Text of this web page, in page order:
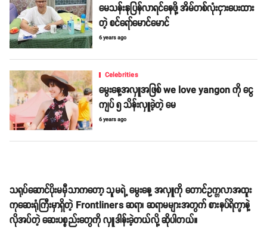
မေသန်းနုပြန်လာရင်နေဖို့ အိမ်တစ်လုံးငှားပေးထား
တဲ့ စင်ရော်မောင်မောင်
6 years ago
Celebrities
မွေးနေ့အလှူအဖြစ် we love yangon ကို ငွေ
ကျပ် ၅ သိန်းလှူခဲ့တဲ့ မေ
6 years ago
သရုပ်ဆောင်ပိုးမမှီသာကတော့ သူမရဲ့ မွေးနေ့ အလှူကို တောင်ဥက္ကလာအထူး
ကုဆေးရုံကြီးမှာရှိတဲ့ Frontliners ဆရာ၊ ဆရာမများအတွက် စားနပ်ရိက္ခာနဲ့
လိုအပ်တဲ့ ဆေးပစ္စည်းတွေကို လှူဒါန်းခဲ့တယ်လို့ ဆိုပါတယ်။